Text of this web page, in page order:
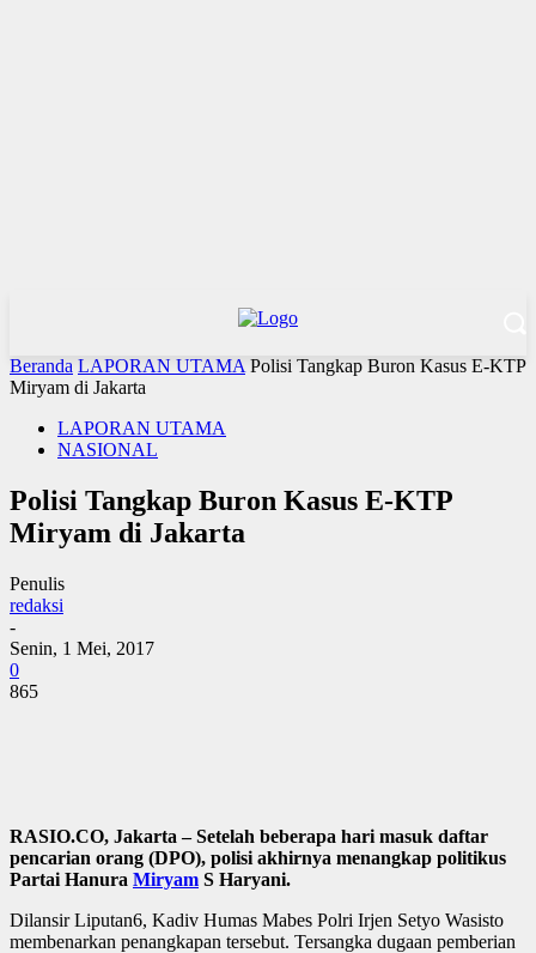
Beranda LAPORAN UTAMA Polisi Tangkap Buron Kasus E-KTP
Miryam di Jakarta
LAPORAN UTAMA
NASIONAL
Polisi Tangkap Buron Kasus E-KTP
Miryam di Jakarta
Penulis
redaksi
-
Senin, 1 Mei, 2017
0
865
RASIO.CO, Jakarta – Setelah beberapa hari masuk daftar
pencarian orang (DPO), polisi akhirnya menangkap politikus
Partai Hanura Miryam S Haryani.
Dilansir Liputan6, Kadiv Humas Mabes Polri Irjen Setyo Wasisto
membenarkan penangkapan tersebut. Tersangka dugaan pemberian